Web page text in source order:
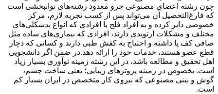
چون‌ رشته‌ اعضای‌ مصنوعی‌ جزو معدود رشته‌های‌ توانبخشی‌ است‌
که‌ فارغ‌التحصیل آن‌ می‌تواند پس‌ از کسب‌ تجربه‌ لازم‌، مرکز
خصوصی‌ دایر کرده‌ و به‌ افراد فلج‌ یا افرادی‌ که‌ انواع‌ بدشکلی‌های‌
مختلف‌ و مشکلات‌ ارتوپدی‌ دارند، افرادی‌ که‌ بیماری‌های‌ ساده‌ مثل‌
صافی‌ کف‌ پا داشته‌ و احتیاج‌ به‌ کفش‌ طبی‌ دارند و‌ کسانی‌ که‌ دچار
قطع‌ عضو هستند، خدمات‌ خود را ارائه‌ دهد.در ضمن‌ اگر دانشجویی‌
اهل‌ تحقیق‌ و مطالعه‌ باشد، در این‌ رشته‌ زمینه‌ نوآوری‌ بسیار زیاد
است‌. بخصوص‌ در زمینه‌ پروتزهای‌ زیبایی؛‌ یعنی‌ ساخت‌ چشم‌،
گوش‌ و بینی‌ مصنوعی‌ که‌ نیروی‌ کار متخصص‌ در ایران‌ بسیار کم‌
است‌.